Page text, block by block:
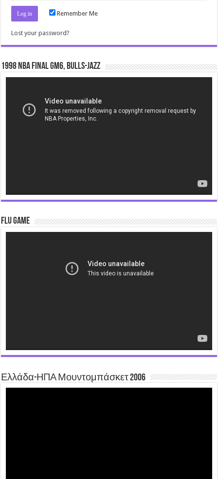
Remember Me
Lost your password?
1998 NBA Final gm6, Bulls-Jazz
Flu Game
Ελλάδα-ΗΠΑ Μουντομπάσκετ 2006